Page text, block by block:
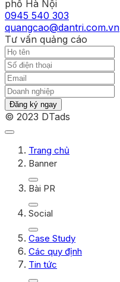
phố Hà Nội
0945 540 303
quangcao@dantri.com.vn
Tư vấn quảng cáo
Đăng ký ngay
© 2023 DTads
Trang chủ
Banner
Bài PR
Social
Case Study
Các quy định
Tin tức